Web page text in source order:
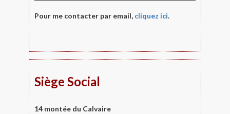
Pour me contacter par email, cliquez ici.
Siège Social
14 montée du Calvaire